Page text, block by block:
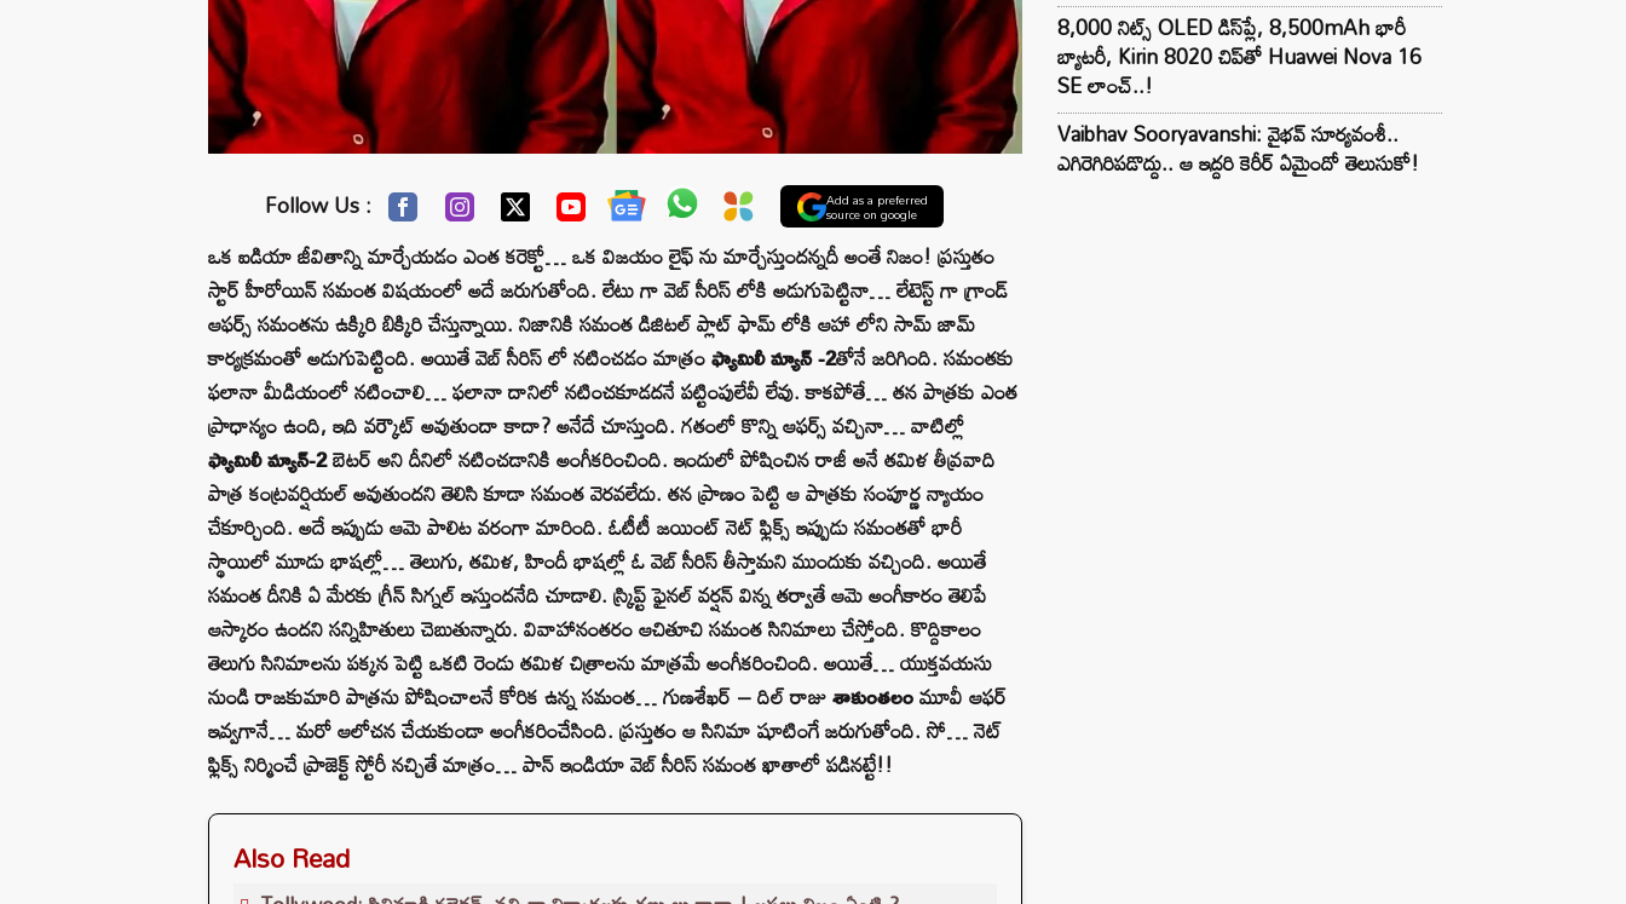
Follow Us : Add as a preferred
source on google
ఒక ఐడియా జీవితాన్ని మార్చేయ‌డం ఎంత క‌రెక్టో… ఒక విజ‌యం లైఫ్ ను మార్చేస్తుంద‌న్న‌దీ అంతే నిజం! ప్ర‌స్తుతం
స్టార్ హీరోయిన్ స‌మంత విష‌యంలో అదే జ‌రుగుతోంది. లేటు గా వెబ్ సీరిస్ లోకి అడుగుపెట్టినా… లేటెస్ట్ గా గ్రాండ్
ఆఫ‌ర్స్ స‌మంత‌ను ఉక్కిరి బిక్కిరి చేస్తున్నాయి. నిజానికి స‌మంత డిజిట‌ల్ ప్లాట్ ఫామ్ లోకి ఆహా లోని సామ్ జామ్
కార్య‌క్ర‌మంతో అడుగుపెట్టింది. అయితే వెబ్ సీరిస్ లో న‌టించ‌డం మాత్రంఫ్యామిలీ మ్యాన్ -2తోనే జ‌రిగింది. స‌మంత‌కు
ఫ‌లానా మీడియంలో న‌టించాలి… ఫ‌లానా దానిలో న‌టించ‌కూడ‌ద‌నే పట్టింపులేవీ లేవు. కాక‌పోతే… త‌న పాత్ర‌కు ఎంత
ప్రాధాన్యం ఉంది, ఇది వ‌ర్కౌట్ అవుతుందా కాదా? అనేదే చూస్తుంది. గ‌తంలో కొన్ని ఆఫ‌ర్స్ వ‌చ్చినా… వాటిల్లో
ఫ్యామిలీ మ్యాన్-2బెట‌ర్ అని దీనిలో న‌టించ‌డానికి అంగీక‌రించింది. ఇందులో పోషించిన రాజీ అనే తమిళ తీవ్ర‌వాది
పాత్ర కంట్ర‌వ‌ర్షియ‌ల్ అవుతుంద‌ని తెలిసి కూడా స‌మంత వెర‌వ‌లేదు. త‌న ప్రాణం పెట్టి ఆ పాత్ర‌కు సంపూర్ణ న్యాయం
చేకూర్చింది. అదే ఇప్పుడు ఆమె పాలిట వ‌రంగా మారింది. ఓటీటీ జయింట్ నెట్ ఫ్లిక్స్ ఇప్పుడు స‌మంత‌తో భారీ
స్థాయిలో మూడు భాష‌ల్లో… తెలుగు, త‌మిళ‌, హిందీ భాష‌ల్లో ఓ వెబ్ సీరిస్ తీస్తామ‌ని ముందుకు వ‌చ్చింది. అయితే
సమంత దీనికి ఏ మేర‌కు గ్రీన్ సిగ్నల్ ఇస్తుంద‌నేది చూడాలి. స్క్రిప్ట్ ఫైన‌ల్ వ‌ర్ష‌న్ విన్న త‌ర్వాతే ఆమె అంగీకారం తెలిపే
ఆస్కారం ఉంద‌ని స‌న్నిహితులు చెబుతున్నారు. వివాహానంతరం ఆచితూచి స‌మంత సినిమాలు చేస్తోంది. కొద్దికాలం
తెలుగు సినిమాల‌ను ప‌క్క‌న పెట్టి ఒక‌టి రెండు త‌మిళ చిత్రాల‌ను మాత్ర‌మే అంగీక‌రించింది. అయితే… యుక్త‌వ‌య‌సు
నుండి రాజ‌కుమారి పాత్ర‌ను పోషించాల‌నే కోరిక ఉన్న స‌మంత… గుణ‌శేఖర్ – దిల్ రాజుశాకుంత‌లంమూవీ ఆఫ‌ర్
ఇవ్వ‌గానే… మ‌రో ఆలోచ‌న చేయ‌కుండా అంగీక‌రించేసింది. ప్ర‌స్తుతం ఆ సినిమా షూటింగే జ‌రుగుతోంది. సో… నెట్
ఫ్లిక్స్ నిర్మించే ప్రాజెక్ట్ స్టోరీ న‌చ్చితే మాత్రం… పాన్ ఇండియా వెబ్ సీరిస్ స‌మంత ఖాతాలో ప‌డిన‌ట్టే!!
Also Read
8,000 నిట్స్ OLED డిస్‌ప్లే, 8,500mAh భారీ
బ్యాటరీ, Kirin 8020 చిప్‌తో Huawei Nova 16
SE లాంచ్..!
Vaibhav Sooryavanshi: వైభవ్ సూర్యవంశీ..
ఎగిరెగిరిపడొద్దు.. ఆ ఇద్దరి కెరీర్ ఏమైందో తెలుసుకో!